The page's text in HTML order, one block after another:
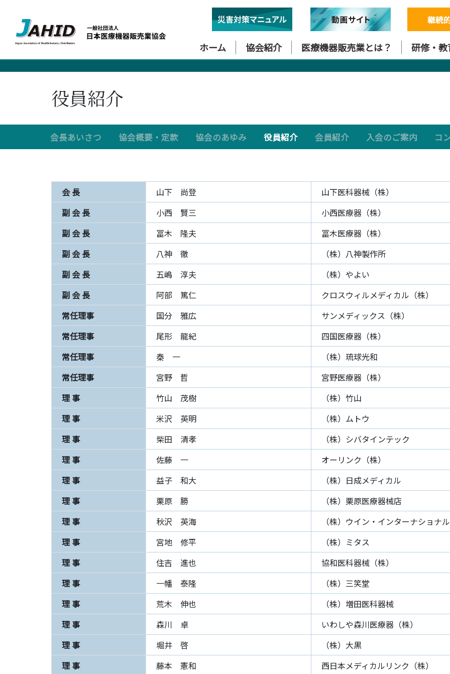
継続
ホーム 協会紹介 医療機器販売業とは？ 研修・教
役員紹介
会長あいさつ 協会概要・定款 協会のあゆみ 役員紹介 会員紹介 入会のご案内 コ
会 長 山下 尚登
山下医科器械（株）
副 会 長
小西 賢三
小西医療器（株）
副 会 長
冨木 隆夫
冨木医療器（株）
副 会 長
八神 徹
（株）八神製作所
副 会 長
五嶋 淳夫
（株）やよい
副 会 長
阿部 篤仁
クロスウィルメディカル（株）
常任理事
国分 雅広
サンメディックス（株）
常任理事
尾形 龍紀
四国医療器（株）
常任理事
秦 一
（株）琉球光和
常任理事
宮野 哲
宮野医療器（株）
理 事
竹山 茂樹
（株）竹山
理 事
米沢 英明
（株）ムトウ
理 事
柴田 清孝
（株）シバタインテック
理 事
佐藤 一
オーリンク（株）
理 事
益子 和大
（株）日成メディカル
理 事
栗原 勝
（株）栗原医療器械店
理 事
秋沢 英海
（株）ウイン・インターナショナル
理 事
宮地 修平
（株）ミタス
理 事
住吉 進也
協和医科器械（株）
理 事
一幡 泰隆
（株）三笑堂
理 事
荒木 伸也
（株）増田医科器械
理 事
森川 卓
いわしや森川医療器（株）
理 事
堀井 啓
（株）大黒
理 事
藤本 憲和
西日本メディカルリンク（株）